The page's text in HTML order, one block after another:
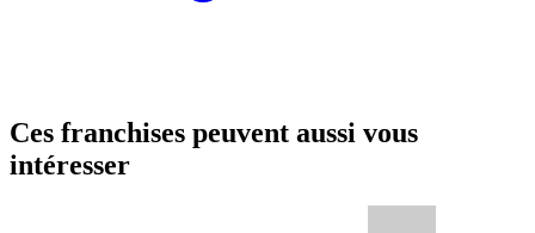
Ces franchises peuvent aussi vous
intéresser